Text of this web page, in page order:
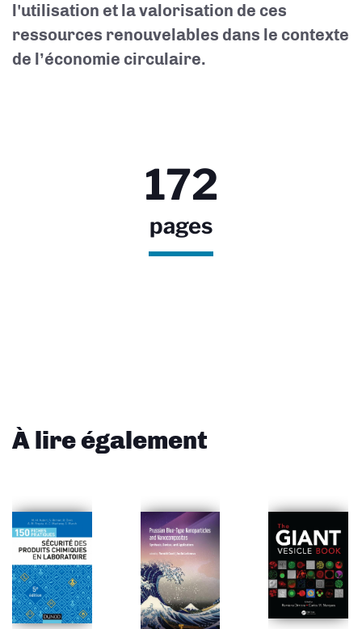
l'utilisation et la valorisation de ces
ressources renouvelables dans le contexte
de l’économie circulaire.
172
pages
À lire également